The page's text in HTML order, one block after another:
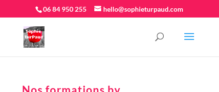
06 84 950 255 hello@sophieturpaud.com